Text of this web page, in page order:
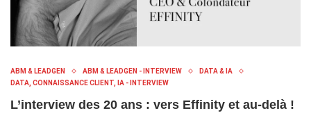
ABM & LEADGEN ABM & LEADGEN - INTERVIEW
DATA & IA
DATA, CONNAISSANCE CLIENT, IA - INTERVIEW
L’interview des 20 ans : vers Effinity et au-delà !